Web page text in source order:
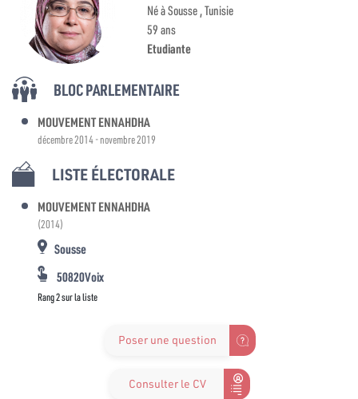
Né à Sousse , Tunisie
59 ans
Etudiante
BLOC PARLEMENTAIRE
MOUVEMENT ENNAHDHA
décembre 2014 - novembre 2019
LISTE ÉLECTORALE
MOUVEMENT ENNAHDHA
(2014)
Sousse
50820Voix
Rang 2 sur la liste
Poser une question
Consulter le CV